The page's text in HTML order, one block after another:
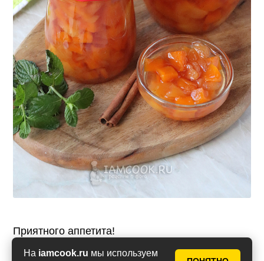
На iamcook.ru мы используем
Приятного аппетита!